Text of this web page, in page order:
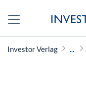
Investor Verlag